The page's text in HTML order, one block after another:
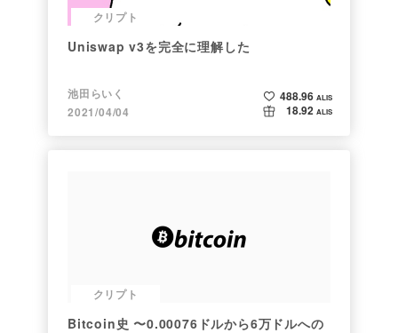
クリプト
Uniswap v3を完全に理解した
池田らいく
2021/04/04
488.96 ALIS
18.92 ALIS
クリプト
Bitcoin史 〜0.00076ドルから6万ドルへの